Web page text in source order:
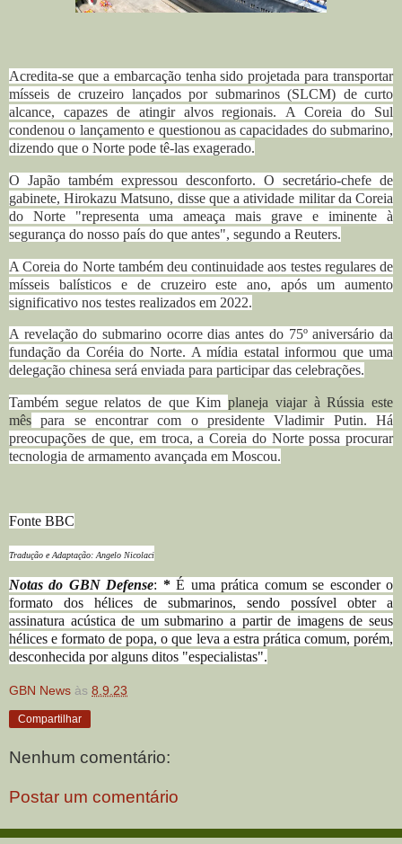
Acredita-se que a embarcação tenha sido projetada para transportar
mísseis de cruzeiro lançados por submarinos (SLCM) de curto
alcance, capazes de atingir alvos regionais. A Coreia do Sul
condenou o lançamento e questionou as capacidades do submarino,
dizendo que o Norte pode tê-las exagerado.
O Japão também expressou desconforto. O secretário-chefe de
gabinete, Hirokazu Matsuno, disse que a atividade militar da Coreia
do Norte "representa uma ameaça mais grave e iminente à
segurança do nosso país do que antes", segundo a Reuters.
A Coreia do Norte também deu continuidade aos testes regulares de
mísseis balísticos e de cruzeiro este ano, após um aumento
significativo nos testes realizados em 2022.
A revelação do submarino ocorre dias antes do 75º aniversário da
fundação da Coréia do Norte. A mídia estatal informou que uma
delegação chinesa será enviada para participar das celebrações.
Também segue relatos de que Kimplaneja viajar à Rússia este
mês para se encontrar com o presidente Vladimir Putin. Há
preocupações de que, em troca, a Coreia do Norte possa procurar
tecnologia de armamento avançada em Moscou.
Fonte BBC
Tradução e Adaptação: Angelo Nicolaci
Notas do GBN Defense: *É uma prática comum se esconder o
formato dos hélices de submarinos, sendo possível obter a
assinatura acústica de um submarino a partir de imagens de seus
hélices e formato de popa, o que leva a estra prática comum, porém,
desconhecida por alguns ditos "especialistas".
GBN News às 8.9.23
Compartilhar
Nenhum comentário:
Postar um comentário